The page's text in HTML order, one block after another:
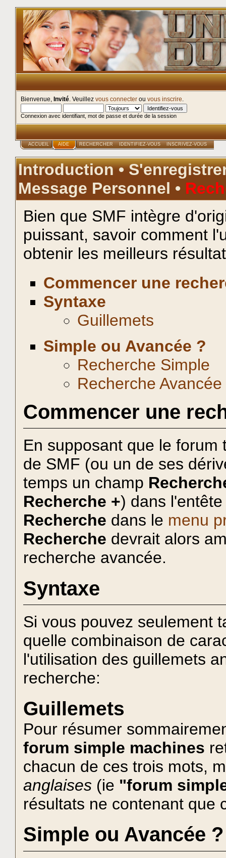
Bienvenue, Invité . Veuillez vous connecter ou vous inscrire
Connexion avec identifiant, mot de passe et durée de la session
ACCUEIL AIDE RECHERCHER IDENTIFIEZ-VOUS INSCRIVEZ-VOUS
Introduction•
Message Personnel •
Bien que SMF intègre
puissant, savoir comment
obtenir les meilleurs
Commencer une
Syntaxe
Guillemets
Simple ou Avancée ?
Recherche Simple
Recherche Avancée
Commencer une
En supposant que le
de SMF (ou un de ses
temps un champ
Recherche +) dans
Recherche dans le menu
Recherche devrait alors
recherche avancée.
Syntaxe
Si vous pouvez seulement
quelle combinaison de
l'utilisation des guillemets
recherche:
Guillemets
Pour résumer
forum simple machines
chacun de ces trois mots,
anglaises(ie "forum
résultats ne contenant que
Simple ou Avancée ?